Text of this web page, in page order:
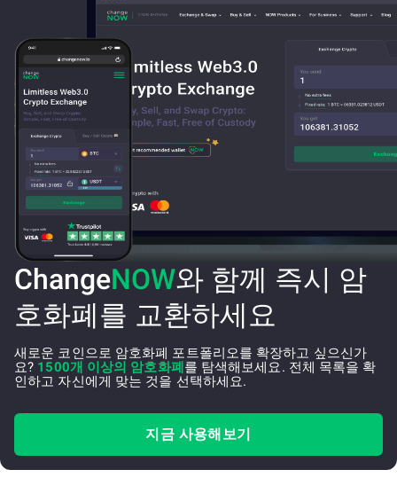
ChangeNOW와 함께 즉시 암
호화폐를 교환하세요
새로운 코인으로 암호화폐 포트폴리오를 확장하고 싶으신가
요? 1500개 이상의 암호화폐 를 탐색해보세요. 전체 목록을 확
인하고 자신에게 맞는 것을 선택하세요.
지금 사용해보기